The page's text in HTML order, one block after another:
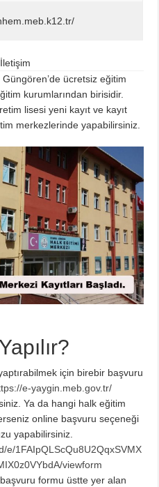
ücretsiz eğitim
kurumlarından birisidir.
lisesi yeni kayıt ve kayıt
merkezlerinde yapabilirsiniz.
için birebir başvuru
e-yaygin.meb.gov.tr/
Ya da hangi halk eğitim
online başvuru seçeneği
yapabilirsiniz.
e/1FAIpQLScQu8U2QqxSVMX
viewform
formu üstte yer alan